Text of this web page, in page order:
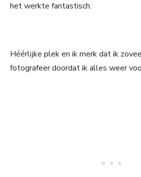
het werkte fantastisch.
Héérlijke plek en ik merk dat ik
fotografeer doordat ik alles weer